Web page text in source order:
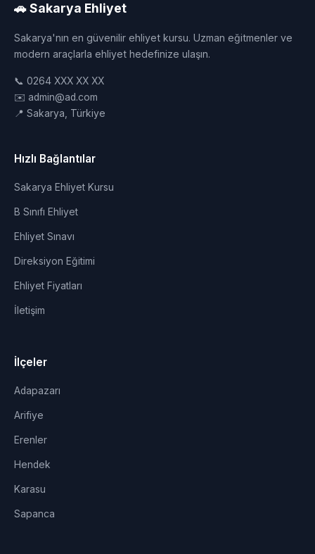
🚗 Sakarya Ehliyet
Sakarya'nın en güvenilir ehliyet kursu. Uzman eğitmenler ve
modern araçlarla ehliyet hedefinize ulaşın.
📞 0264 XXX XX XX
✉️ admin@ad.com
📍 Sakarya, Türkiye
Hızlı Bağlantılar
Sakarya Ehliyet Kursu
B Sınıfı Ehliyet
Ehliyet Sınavı
Direksiyon Eğitimi
Ehliyet Fiyatları
İletişim
İlçeler
Adapazarı
Arifiye
Erenler
Hendek
Karasu
Sapanca